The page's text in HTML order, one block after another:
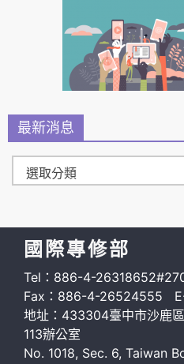
最新消息
國際專修部
Tel：886-4-
Fax：886-4-26524555
地址：433304臺中市沙鹿
113辦公室
No. 1018, Sec. 6, Taiwan